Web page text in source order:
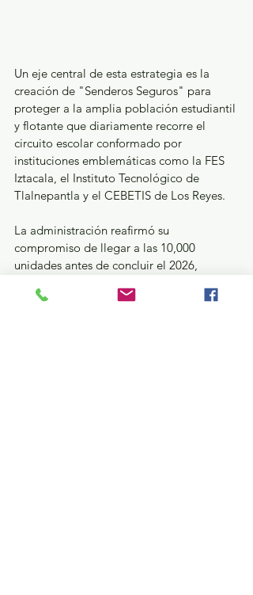
Un eje central de esta estrategia es la
creación de "Senderos Seguros" para
proteger a la amplia población estudiantil
y flotante que diariamente recorre el
circuito escolar conformado por
instituciones emblemáticas como la FES
Iztacala, el Instituto Tecnológico de
Tlalnepantla y el CEBETIS de Los Reyes.
La administración reafirmó su
compromiso de llegar a las 10,000
unidades antes de concluir el 2026,
calidad que impacten directamente en la